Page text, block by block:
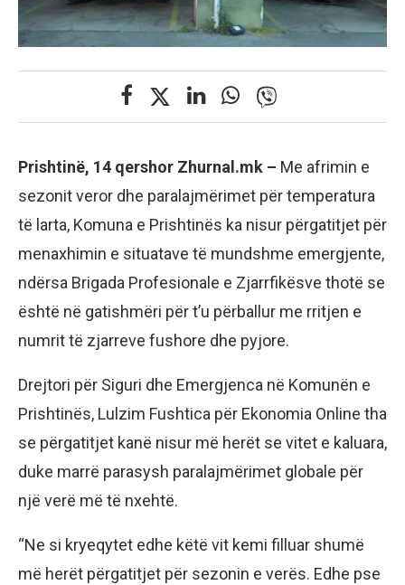
Prishtinë, 14 qershor Zhurnal.mk – Me afrimin e
sezonit veror dhe paralajmërimet për temperatura
të larta, Komuna e Prishtinës ka nisur përgatitjet për
menaxhimin e situatave të mundshme emergjente,
ndërsa Brigada Profesionale e Zjarrfikësve thotë se
është në gatishmëri për t’u përballur me rritjen e
numrit të zjarreve fushore dhe pyjore.
Drejtori për Siguri dhe Emergjenca në Komunën e
Prishtinës, Lulzim Fushtica për Ekonomia Online tha
se përgatitjet kanë nisur më herët se vitet e kaluara,
duke marrë parasysh paralajmërimet globale për
një verë më të nxehtë.
“Ne si kryeqytet edhe këtë vit kemi filluar shumë
më herët përgatitjet për sezonin e verës. Edhe pse